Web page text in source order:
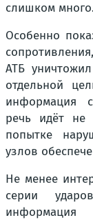
слишком много.
Особенно
АТБ
отдельной
информация
речь идёт не
попытке
узлов
Не менее
серии